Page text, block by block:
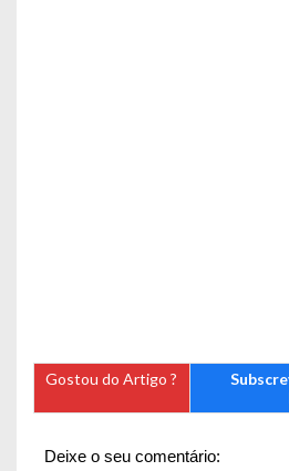
Gostou do Artigo ?
Deixe o seu comentário: